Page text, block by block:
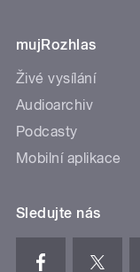
mujRozhlas
Živé vysílání
Audioarchiv
Podcasty
Mobilní aplikace
Sledujte nás